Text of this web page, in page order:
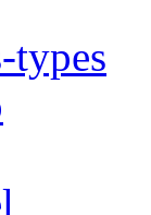
types